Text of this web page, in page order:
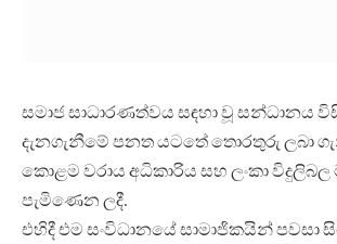
සමාජ සාධාරණත්වය සඳහා වූ සන්ධානය
දැනගැනීමේ පනත යටතේ තොරතුරු ලබා
කොළම වරාය අධිකාරිය සහ ලංකා
පැමිණෙන ලදී.
එහිදී එම සංවිධානයේ සාමාජිකයින් පවසා